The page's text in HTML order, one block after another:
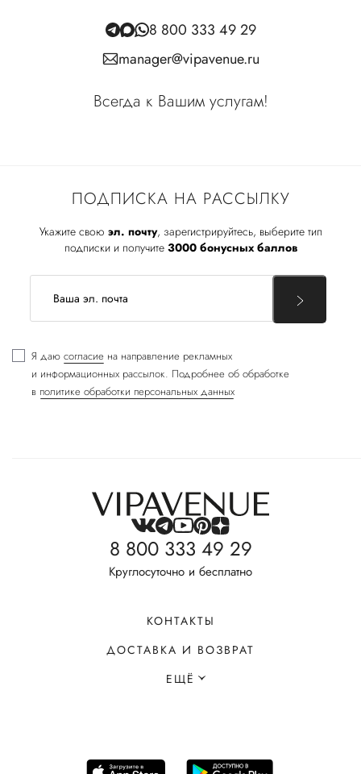
ПОДПИСКА НА РАССЫЛКУ
Укажите свою эл. почту, зарегистрируйтесь, выберите тип
подписки и получите 3000 бонусных баллов
Я даю согласие на направление рекламных
и информационных рассылок. Подробнее об обработке
в политике обработки персональных данных
8 800 333 49 29
manager@vipavenue.ru
Всегда к Вашим услугам!
8 800 333 49 29
Круглосуточно и бесплатно
КОНТАКТЫ
ДОСТАВКА И ВОЗВРАТ
ЕЩЁ